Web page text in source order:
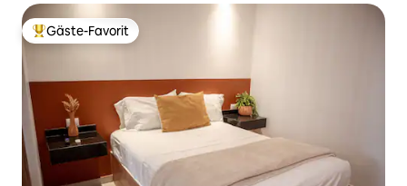
Beliebter Gäste-Favorit.
Gäste-Favorit